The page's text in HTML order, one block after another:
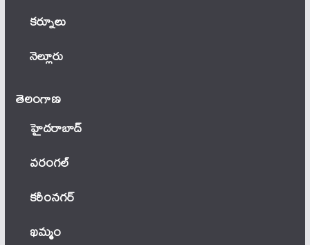
కర్నూలు
నెల్లూరు
తెలంగాణ‌
హైదరాబాద్
వ‌రంగ‌ల్
కరీంనగర్
ఖ‌మ్మం